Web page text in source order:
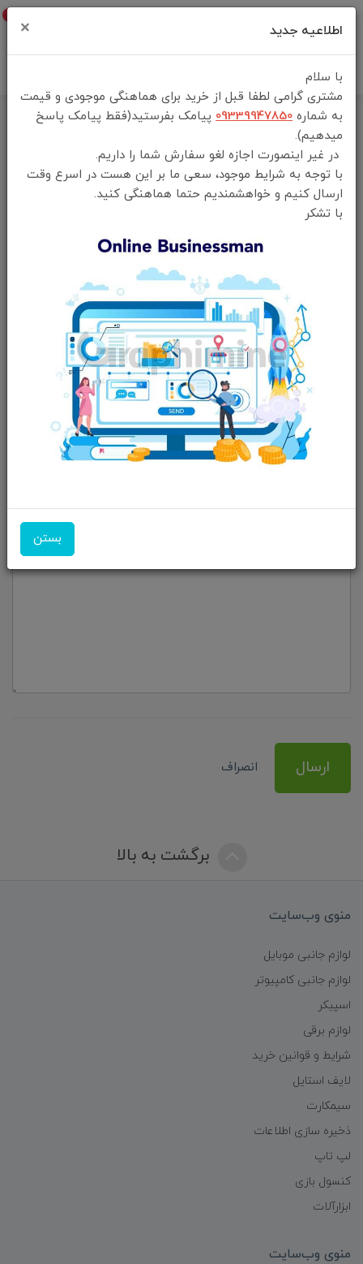
فرم تماس
نام و نام خانوادگی
پست الکترونیک
شماره تماس
ارسال انصراف
برگشت به بالا
منوی وب‌سایت
لوازم جانبی موبایل
لوازم جانبی کامپیوتر
اسپیکر
لوازم برقی
شرایط و قوانین خرید
لایف استایل
سیمکارت
ذخیره سازی اطلاعات
لپ تاپ
کنسول بازی
ابزارآلات
منوی وب‌سایت
اطلاعیه جدید ×
با سلام
مشتری گرامی لطفا قبل از خرید برای هماهنگی موجودی و قیمت
به شماره 09339947850 پیامک بفرستید(فقط پیامک پاسخ
میدهیم).
در غیر اینصورت اجازه لغو سفارش شما را داریم.
با توجه به شرایط موجود، سعی ما بر این هست در اسرع وقت
ارسال کنیم و خواهشمندیم حتما هماهنگی کنید.
با تشکر
بستن